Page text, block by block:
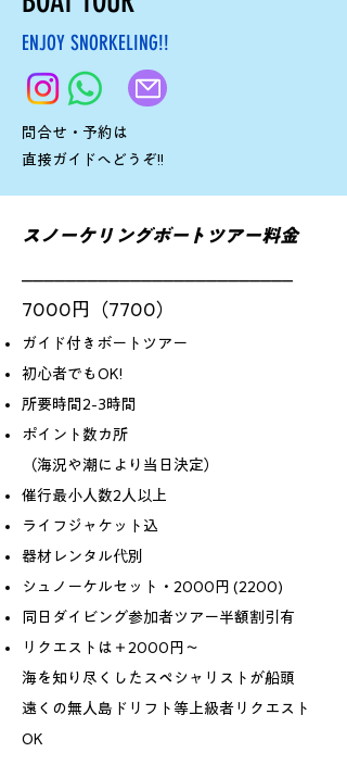
ENJOY SNORKELING!!
問合せ・予約は
​直接ガイドへどうぞ!!
スノーケリングボートツアー料金
7000円（7700）
ガイド付きボ ートツアー
初心者でもOK!
所要時間2-3時間
ポイント数カ所
（海況や潮により当日決定）
催行最小人数2人以上
ライフジャケット込
器材レンタル代別
シュノーケルセット・2000円 (2200)
同日ダイビング参加者ツアー半額割引有
リクエストは＋2000円〜
海を知り尽くしたスペシャリストが船頭
遠くの無人島ドリフト等上級者リクエスト
OK